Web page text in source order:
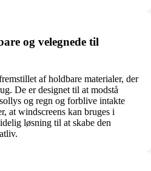
og velegnede til
af holdbare materialer, der
De er designet til at modstå
og regn og forblive intakte
at windscreens kan bruges i
løsning til at skabe den